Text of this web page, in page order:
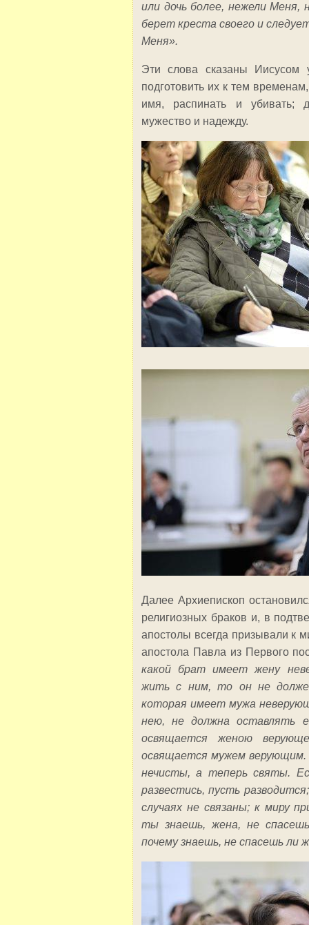
или дочь более, нежели
берет креста своего и
Меня».
Эти слова сказаны Иисусом
подготовить их к тем временам,
имя, распинать и убивать;
мужество и надежду.
Далее Архиепископ
религиозных браков и, в
апостолы всегда призывали к
апостола Павла из Первого
какой брат имеет жену
жить с ним, то он не
которая имеет мужа
нею, не должна оставлять
освящается женою
освящается мужем
нечисты, а теперь святы.
развестись, пусть
случаях не связаны; к миру
ты знаешь, жена, не
почему знаешь, не спасешь ли